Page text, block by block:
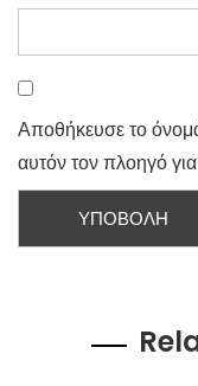
Αποθήκευσε το
αυτόν τον πλοηγό